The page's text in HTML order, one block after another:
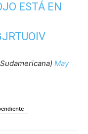
ESTÁ EN
May